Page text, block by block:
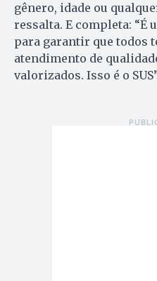
gênero, idade ou
ressalta. E completa: “É
para garantir que todos
atendimento de
valorizados. Isso é o